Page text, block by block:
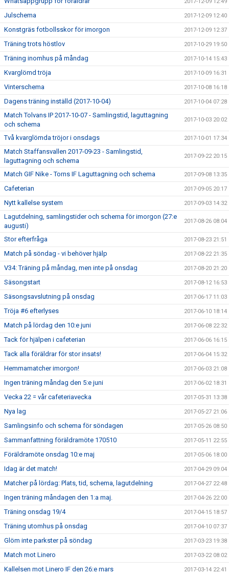
Julschema 2017-12-09 12:40
Konstgräs fotbollsskor för imorgon 2017-12-09 12:37
Träning trots höstlov 2017-10-29 19:50
Träning inomhus på måndag 2017-10-14 15:43
Kvarglömd tröja 2017-10-09 16:31
Vinterschema 2017-10-08 16:18
Dagens träning inställd (2017-10-04) 2017-10-04 07:28
Match Tolvans IP 2017-10-07 - Samlingstid, laguttagning
och schema
2017-10-03 20:02
Två kvarglömda tröjor i onsdags 2017-10-01 17:34
Match Staffansvallen 2017-09-23 - Samlingstid,
laguttagning och schema
2017-09-22 20:15
Match GIF Nike - Torns IF Laguttagning och schema 2017-09-08 13:35
Cafeterian 2017-09-05 20:17
Nytt kallelse system 2017-09-03 14:32
Lagutdelning, samlingstider och schema för imorgon (27:e
augusti)
2017-08-26 08:04
Stor efterfråga 2017-08-23 21:51
Match på söndag - vi behöver hjälp 2017-08-22 21:35
V34: Träning på måndag, men inte på onsdag 2017-08-20 21:20
Säsongstart 2017-08-12 16:53
Säsongsavslutning på onsdag 2017-06-17 11:03
Tröja #6 efterlyses 2017-06-10 18:14
Match på lördag den 10:e juni 2017-06-08 22:32
Tack för hjälpen i cafeterian 2017-06-06 16:15
Tack alla föräldrar för stor insats! 2017-06-04 15:32
Hemmamatcher imorgon! 2017-06-03 21:08
Ingen träning måndag den 5:e juni 2017-06-02 18:31
Vecka 22 = vår cafeteriavecka 2017-05-31 13:38
Nya lag 2017-05-27 21:06
Samlingsinfo och schema för söndagen 2017-05-26 08:50
Sammanfattning föräldramöte 170510 2017-05-11 22:55
Föräldramöte onsdag 10:e maj 2017-05-06 18:00
Idag är det match! 2017-04-29 09:04
Matcher på lördag: Plats, tid, schema, lagutdelning 2017-04-27 22:48
Ingen träning måndagen den 1:a maj. 2017-04-26 22:00
Träning onsdag 19/4 2017-04-15 18:57
Träning utomhus på onsdag 2017-04-10 07:37
Glöm inte parkster på söndag 2017-03-23 19:38
Match mot Linero 2017-03-22 08:02
Kallelsen mot Linero IF den 26:e mars 2017-03-14 22:41